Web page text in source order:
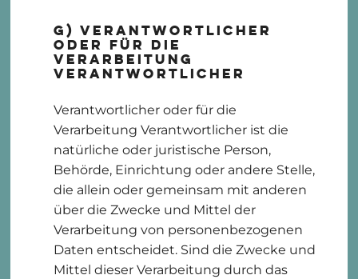
g) Verantwortlicher
oder für die
Verarbeitung
Verantwortlicher
Verantwortlicher oder für die
Verarbeitung Verantwortlicher ist die
natürliche oder juristische Person,
Behörde, Einrichtung oder andere Stelle,
die allein oder gemeinsam mit anderen
über die Zwecke und Mittel der
Verarbeitung von personenbezogenen
Daten entscheidet. Sind die Zwecke und
Mittel dieser Verarbeitung durch das